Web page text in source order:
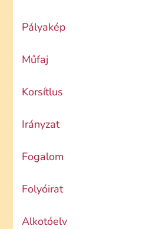
Pályakép
Műfaj
Korsítlus
Irányzat
Fogalom
Folyóirat
Alkotóelv